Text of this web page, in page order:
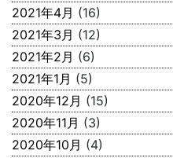
2021年4月 (16)
2021年3月 (12)
2021年2月 (6)
2021年1月 (5)
2020年12月 (15)
2020年11月 (3)
2020年10月 (4)